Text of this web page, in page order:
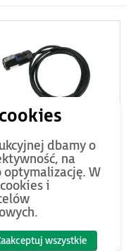
Kabel HDMI 2.0 do
przemysłowego,
2m
HDMI
PLN
Do koszyka
dbamy o
na
optymalizację. W
i
wszystkie